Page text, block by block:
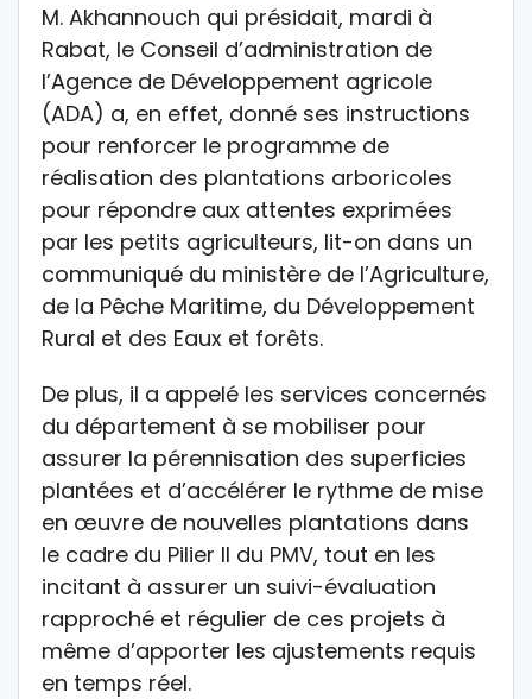
M. Akhannouch qui présidait, mardi à
Rabat, le Conseil d’administration de
l’Agence de Développement agricole
(ADA) a, en effet, donné ses instructions
pour renforcer le programme de
réalisation des plantations arboricoles
pour répondre aux attentes exprimées
par les petits agriculteurs, lit-on dans un
communiqué du ministère de l’Agriculture,
de la Pêche Maritime, du Développement
Rural et des Eaux et forêts.
De plus, il a appelé les services concernés
du département à se mobiliser pour
assurer la pérennisation des superficies
plantées et d’accélérer le rythme de mise
en œuvre de nouvelles plantations dans
le cadre du Pilier II du PMV, tout en les
incitant à assurer un suivi-évaluation
rapproché et régulier de ces projets à
même d’apporter les ajustements requis
en temps réel.